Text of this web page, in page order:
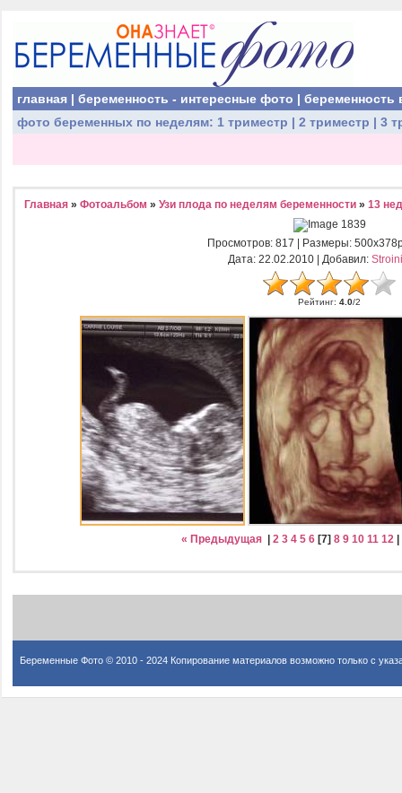
главная | беременность - интересные фото | беременность
фото беременных по неделям: 1 триместр | 2 триместр | 3
Главная » Фотоальбом » Узи плода по неделям беременности » 13
Просмотров: 817 | Размеры:
Дата: 22.02.2010 | Добавил:
Рейтинг: 4.0/2
« Предыдущая| 2 3 4 5 6[7] 8 9 10 11 12
Беременные Фото © 2010 - 2024 Копирование материалов возможно только с